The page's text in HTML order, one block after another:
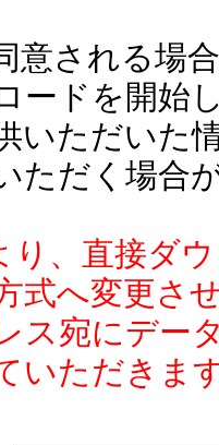
意される場
ードを開始
いただいた
ただく場合
り、直接ダ
式へ変更さ
ス宛にデー
いただきま